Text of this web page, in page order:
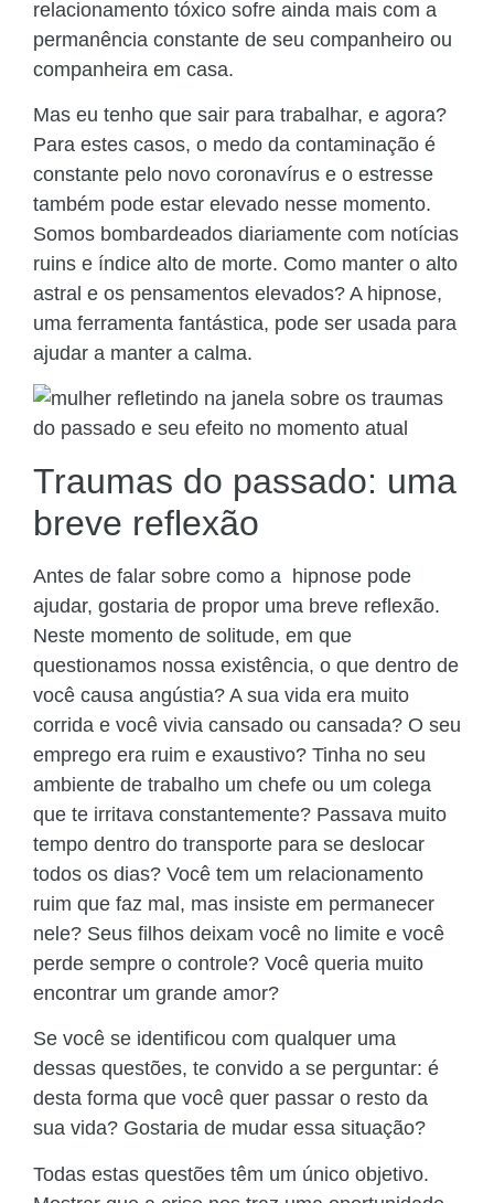
relacionamento tóxico sofre ainda mais com a
permanência constante de seu companheiro ou
companheira em casa.
Mas eu tenho que sair para trabalhar, e agora?
Para estes casos, o medo da contaminação é
constante pelo novo coronavírus e o estresse
também pode estar elevado nesse momento.
Somos bombardeados diariamente com notícias
ruins e índice alto de morte. Como manter o alto
astral e os pensamentos elevados? A hipnose,
uma ferramenta fantástica, pode ser usada para
ajudar a manter a calma.
Traumas do passado: uma
breve reflexão
Antes de falar sobre como a hipnose pode
ajudar, gostaria de propor uma breve reflexão.
Neste momento de solitude, em que
questionamos nossa existência, o que dentro de
você causa angústia? A sua vida era muito
corrida e você vivia cansado ou cansada? O seu
emprego era ruim e exaustivo? Tinha no seu
ambiente de trabalho um chefe ou um colega
que te irritava constantemente? Passava muito
tempo dentro do transporte para se deslocar
todos os dias? Você tem um relacionamento
ruim que faz mal, mas insiste em permanecer
nele? Seus filhos deixam você no limite e você
perde sempre o controle? Você queria muito
encontrar um grande amor?
Se você se identificou com qualquer uma
dessas questões, te convido a se perguntar: é
desta forma que você quer passar o resto da
sua vida? Gostaria de mudar essa situação?
Todas estas questões têm um único objetivo.